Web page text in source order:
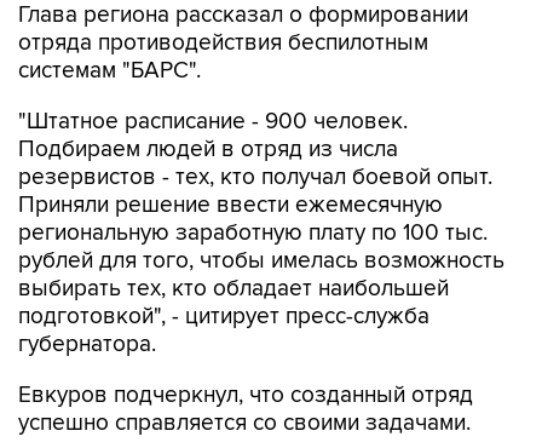
Глава региона рассказал о формировании
отряда противодействия беспилотным
системам "БАРС".
"Штатное расписание - 900 человек.
Подбираем людей в отряд из числа
резервистов - тех, кто получал боевой опыт.
Приняли решение ввести ежемесячную
региональную заработную плату по 100 тыс.
рублей для того, чтобы имелась возможность
выбирать тех, кто обладает наибольшей
подготовкой", - цитирует пресс-служба
губернатора.
Евкуров подчеркнул, что созданный отряд
успешно справляется со своими задачами.